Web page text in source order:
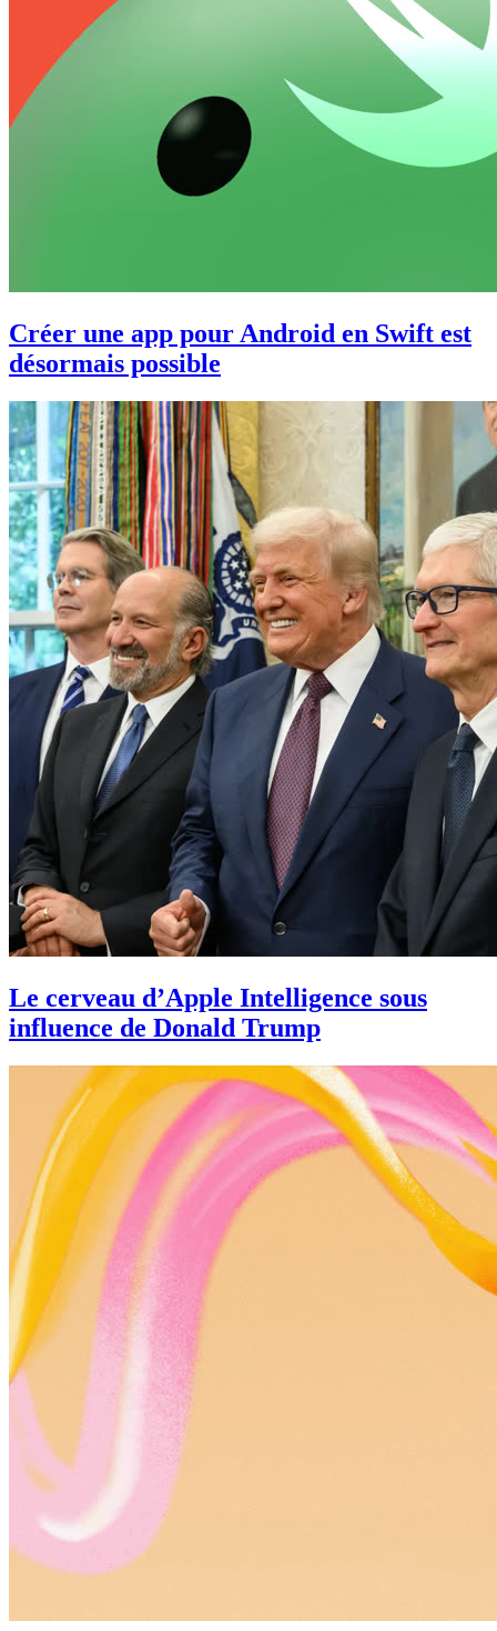
Créer une app pour Android en Swift est
désormais possible
Le cerveau d’Apple Intelligence sous
influence de Donald Trump